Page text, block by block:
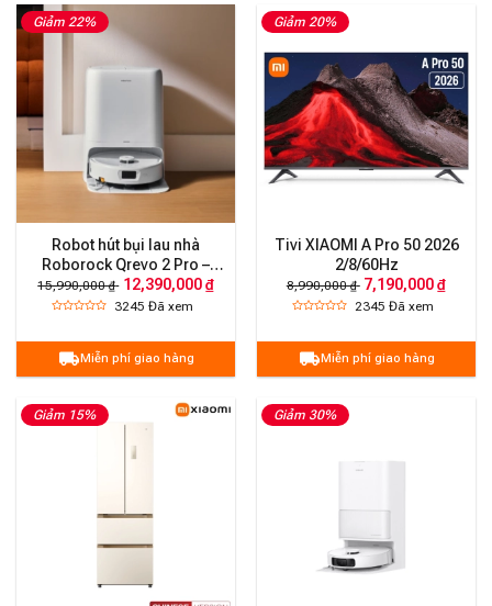
Giảm 22%
Robot hút bụi lau nhà
Roborock Qrevo 2 Pro –
Bản Quốc Tế
15,990,000 ₫ 12,390,000 ₫
3245 Đã xem
Miễn phí giao hàng
Giảm 20%
Tivi XIAOMI A Pro 50 2026
2/8/60Hz
8,990,000 ₫ 7,190,000 ₫
2345 Đã xem
Miễn phí giao hàng
Giảm 15% Giảm 30%